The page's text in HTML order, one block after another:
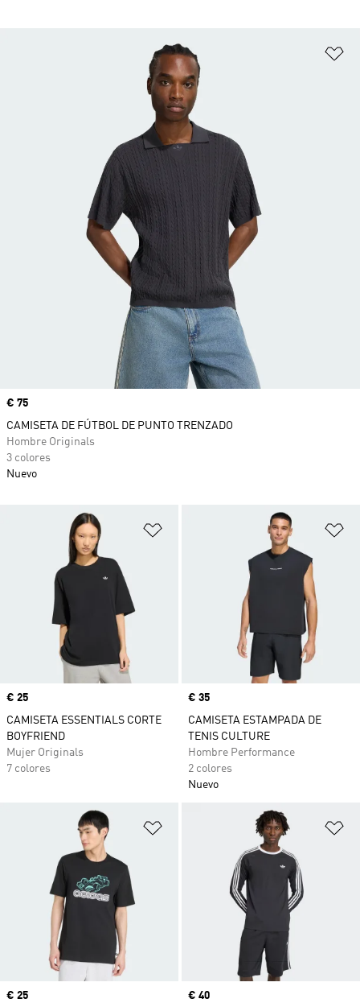
Añadir a la lista de deseos
Precio
€ 25
CAMISETA ESSENTIALS CORTE
BOYFRIEND
Mujer Originals
7 colores
Precio
€ 35
CAMISETA ESTAMPADA DE
TENIS CULTURE
Hombre Performance
2 colores
Nuevo
Añadir a la lista de deseos
Precio
€ 25 Precio
€ 40
Precio
€ 75
CAMISETA DE FÚTBOL DE PUNTO TRENZADO
Hombre Originals
3 colores
Nuevo